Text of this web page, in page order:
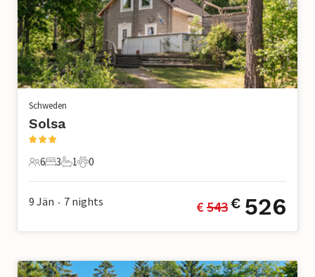
Schweden
Solsa
6 Gäste
6
3 Schlafzimmer
3
1 Badezimmer
1
0 Haustiere
0
9 Jän • 7 nights € 543€ 526